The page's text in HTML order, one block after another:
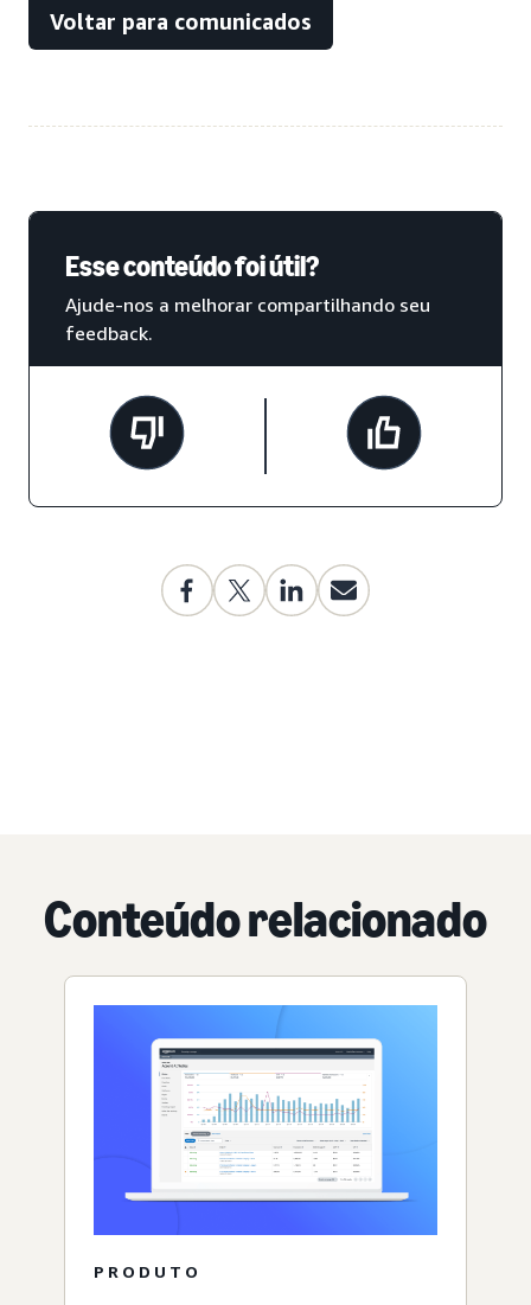
Voltar para comunicados
Esse conteúdo foi útil?
Ajude-nos a melhorar compartilhando seu
feedback.
Conteúdo relacionado
PRODUTO